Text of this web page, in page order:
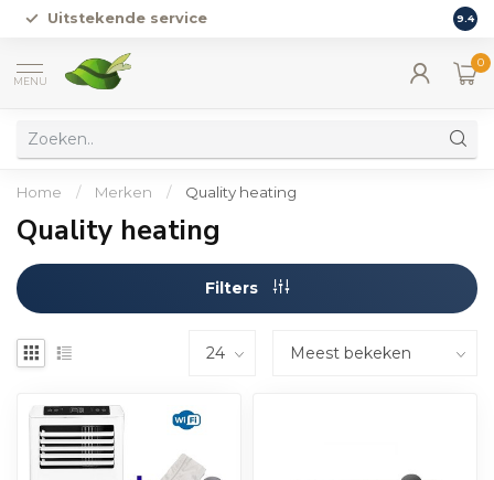
Uitstekende service 9.4
MENU
0
Home / Merken / Quality heating
Quality heating
Filters